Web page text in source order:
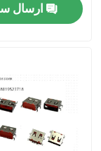
صفحه اصلی
درباره ما
ارسال